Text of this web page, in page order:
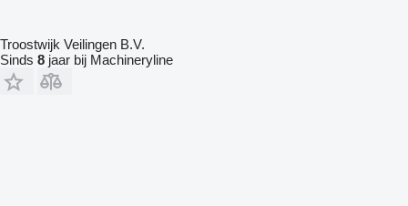
Troostwijk Veilingen B.V.
Sinds 8 jaar bij Machineryline